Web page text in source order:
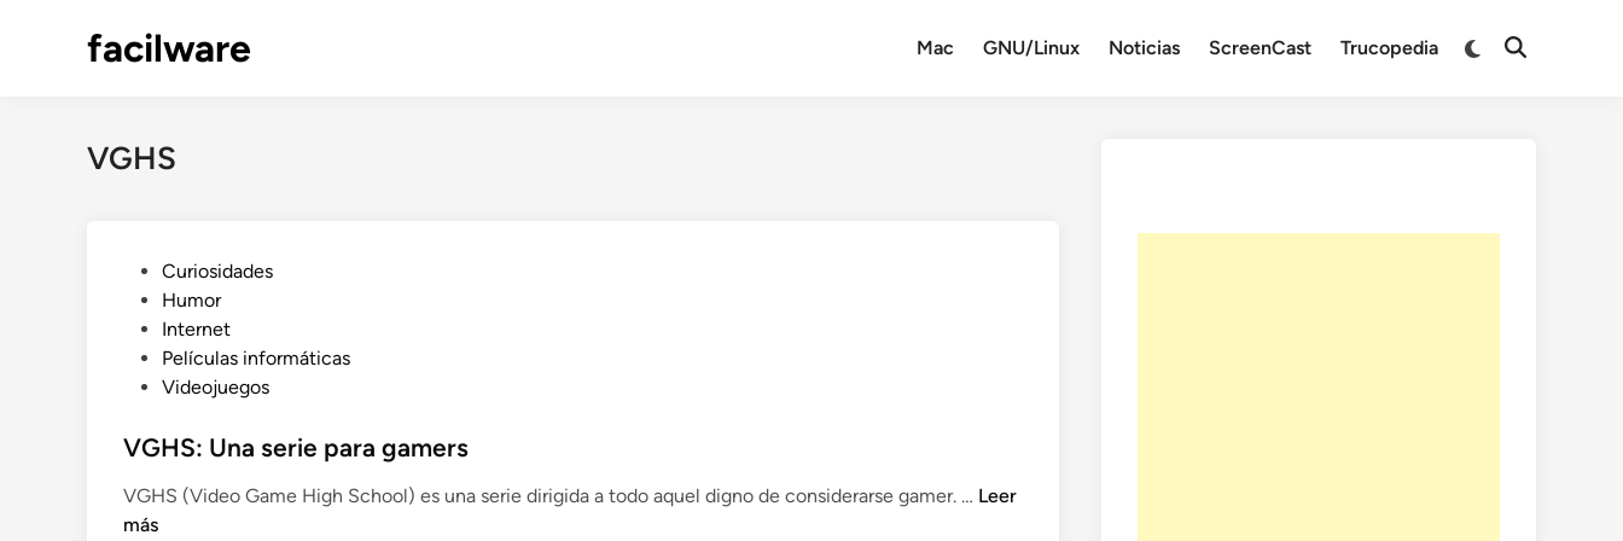
facilware Mac GNU/Linux Noticias ScreenCast Trucopedia
VGHS
a
o
e
Curiosidades
Humor
Internet
Películas informáticas
Videojuegos
VGHS: Una serie para gamers
VGHS (Video Game High School) es una serie dirigida a todo aquel digno de considerarse gamer. … V
Leer
más